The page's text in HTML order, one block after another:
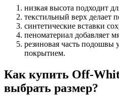
низкая высота подходит
текстильный верх делает
синтетические вставки
пеноматериал добавляет
резиновая часть подошвы
покрытием.
Как купить Off-
выбрать размер?